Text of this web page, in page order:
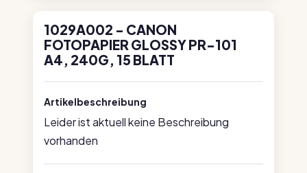
1029A002 - CANON
FOTOPAPIER GLOSSY PR-101
A4, 240G, 15 BLATT
Artikelbeschreibung
Leider ist aktuell keine Beschreibung
vorhanden